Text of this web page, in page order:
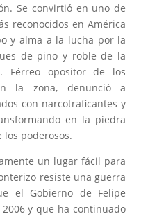
Se convirtió en uno de
reconocidos en América
y alma a la lucha por la
de pino y roble de la
Férreo opositor de los
la zona, denunció a
con narcotraficantes y
en la piedra
los poderosos.
un lugar fácil para
resiste una guerra
el Gobierno de Felipe
y que ha continuado